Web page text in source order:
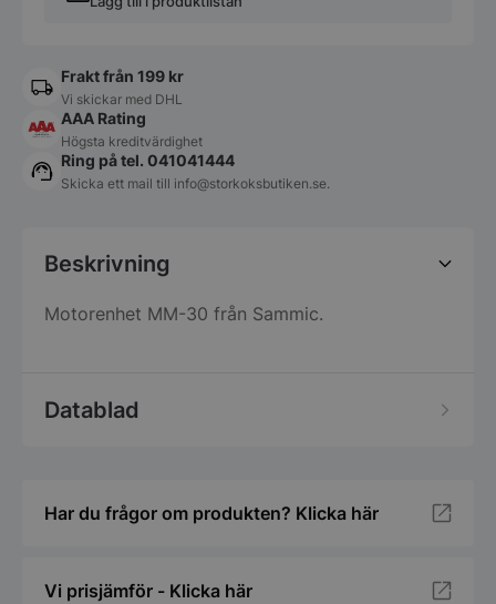
Frakt från 199 kr
Vi skickar med DHL
AAA Rating
Högsta kreditvärdighet
Ring på tel. 041041444
Skicka ett mail till info@storkoksbutiken.se.
Beskrivning
Motorenhet MM-30 från Sammic.
Datablad
Har du frågor om produkten? Klicka här
Vi prisjämför - Klicka här